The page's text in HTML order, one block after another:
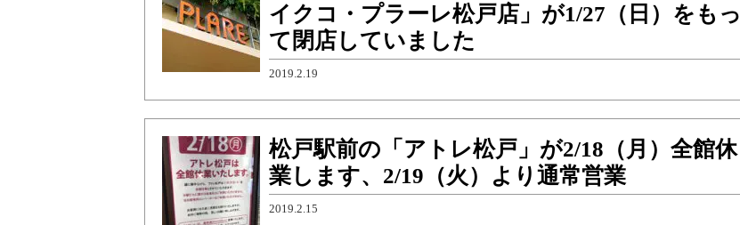
イクコ・プラーレ松戸店」が1/27（日）をもっ
て閉店していました
2019.2.19
松戸駅前の「アトレ松戸」が2/18（月）全館休
業します、2/19（火）より通常営業
2019.2.15